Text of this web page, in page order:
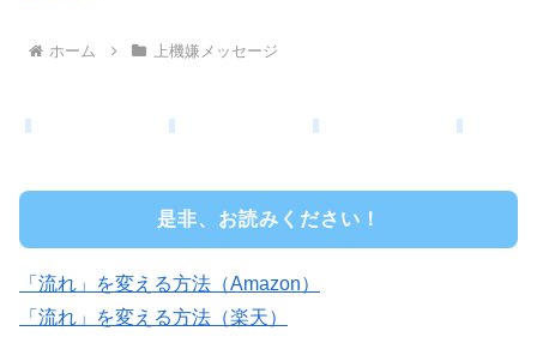
ホーム 上機嫌メッセージ
是非、お読みください！
「流れ」を変える方法（Amazon）
「流れ」を変える方法（楽天）